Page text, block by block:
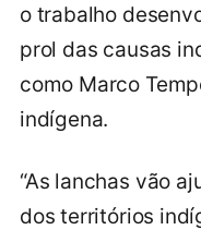
o trabalho
prol das causas
como Marco
indígena.
“As lanchas vão
dos territórios